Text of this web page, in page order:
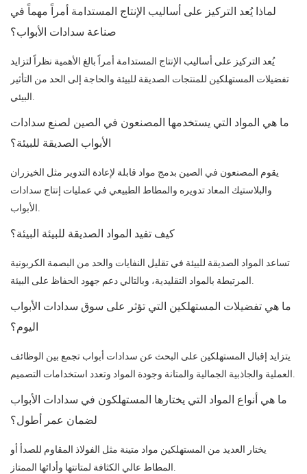
لماذا يُعد التركيز على أساليب الإنتاج المستدامة أمراً مهماً في
صناعة سدادات الأبواب؟
يُعد التركيز على أساليب الإنتاج المستدامة أمراً بالغ الأهمية نظراً لتزايد
تفضيلات المستهلكين للمنتجات الصديقة للبيئة والحاجة إلى الحد من التأثير
البيئي.
ما هي المواد التي يستخدمها المصنعون في الصين لصنع سدادات
الأبواب الصديقة للبيئة؟
يقوم المصنعون في الصين بدمج مواد قابلة لإعادة التدوير مثل الخيزران
والبلاستيك المعاد تدويره والمطاط الطبيعي في عمليات إنتاج سدادات
الأبواب.
كيف تفيد المواد الصديقة للبيئة البيئة؟
تساعد المواد الصديقة للبيئة في تقليل النفايات والحد من البصمة الكربونية
المرتبطة بالمواد التقليدية، وبالتالي دعم جهود الحفاظ على البيئة.
ما هي تفضيلات المستهلكين التي تؤثر على سوق سدادات الأبواب
اليوم؟
يتزايد إقبال المستهلكين على البحث عن سدادات أبواب تجمع بين الوظائف
العملية والجاذبية الجمالية والمتانة وجودة المواد وتعدد استخدامات التصميم.
ما هي أنواع المواد التي يختارها المستهلكون في سدادات الأبواب
لضمان عمر أطول؟
يختار العديد من المستهلكين مواد متينة مثل الفولاذ المقاوم للصدأ أو
المطاط عالي الكثافة لمتانتها وأدائها الممتاز.